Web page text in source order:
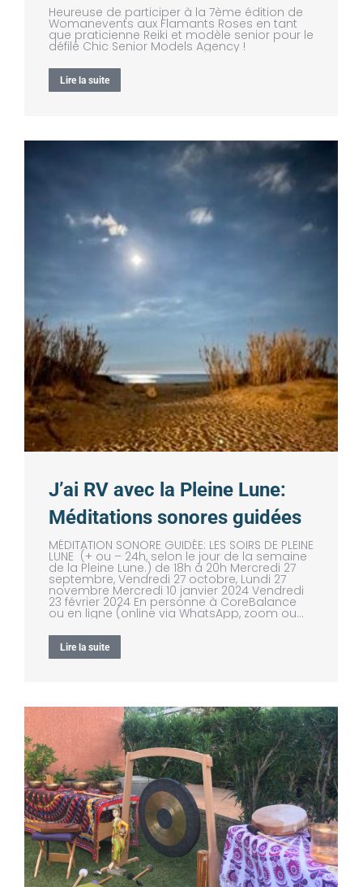
Heureuse de participer à la 7ème édition de
Womanevents aux Flamants Roses en tant
que praticienne Reiki et modèle senior pour le
défilé Chic Senior Models Agency !
Lire la suite
J’ai RV avec la Pleine Lune:
Méditations sonores guidées
MÉDITATION SONORE GUIDÉE: LES SOIRS DE PLEINE
LUNE (+ ou – 24h, selon le jour de la semaine
de la Pleine Lune.) de 18h à 20h Mercredi 27
septembre, Vendredi 27 octobre, Lundi 27
novembre Mercredi 10 janvier 2024 Vendredi
23 février 2024 En personne à CoreBalance
ou en ligne (online via WhatsApp, zoom ou…
Lire la suite